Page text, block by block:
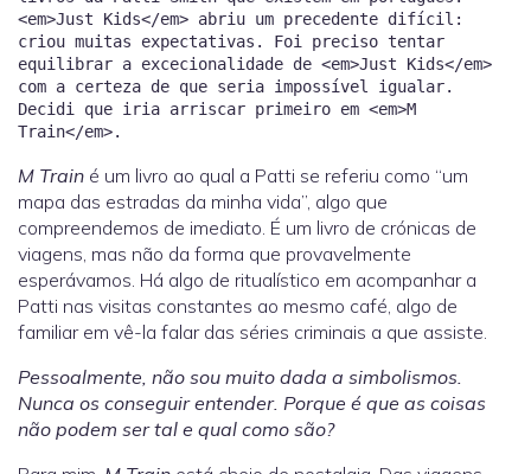
<em>Just Kids</em> abriu um precedente difícil:
criou muitas expectativas. Foi preciso tentar
equilibrar a excecionalidade de <em>Just Kids</em>
com a certeza de que seria impossível igualar.
Decidi que iria arriscar primeiro em <em>M
M Train é um livro ao qual a Patti se referiu como “um
mapa das estradas da minha vida”, algo que
compreendemos de imediato. É um livro de crónicas de
viagens, mas não da forma que provavelmente
esperávamos. Há algo de ritualístico em acompanhar a
Patti nas visitas constantes ao mesmo café, algo de
familiar em vê-la falar das séries criminais a que assiste.
Pessoalmente, não sou muito dada a simbolismos.
Nunca os conseguir entender. Porque é que as coisas
não podem ser tal e qual como são?